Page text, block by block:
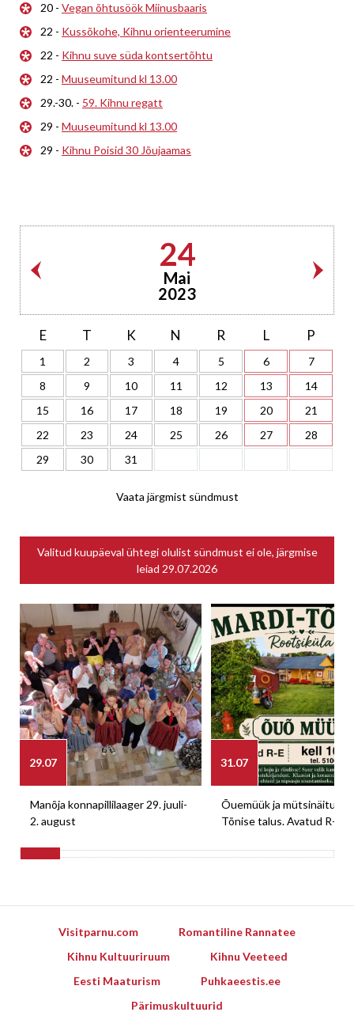
20 - Vegan õhtusöök Miinusbaaris
22 - Kussõkohe, Kihnu orienteerumine
22 - Kihnu suve süda kontsertõhtu
22 - Muuseumitund kl 13.00
29.-30. - 59. Kihnu regatt
29 - Muuseumitund kl 13.00
29 - Kihnu Poisid 30 Jõujaamas
24
Mai
2023
E T K N R L P
1 2 3 4 5 6
7
8
9 10 11 12 13
14
15
16 17 18 19 20
21
22
23 24 25 26 27
28
29
30 31
Vaata järgmist sündmust
Valitud kuupäeval ühtegi olulist sündmust ei ole, järgmise
leiad 29.07.2026
29.07
Manõja konnapillilaager 29. juuli-
2. august
31.07
Õuemüük ja mütsinäitus
Tõnise talus. Avatud R-E
Visitparnu.com
Romantiline Rannatee
Kihnu Kultuuriruum
Kihnu Veeteed
Eesti Maaturism
Puhkaeestis.ee
Pärimuskultuurid